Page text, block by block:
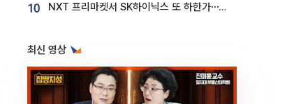
10 NXT 프리마켓서 SK하이닉스 또 하한가⋯‘11주 거래’에 시초가 왜곡
최신 영상